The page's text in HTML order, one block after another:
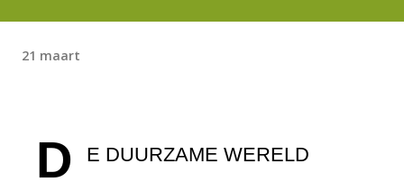
21 maart
D E DUURZAME WERELD